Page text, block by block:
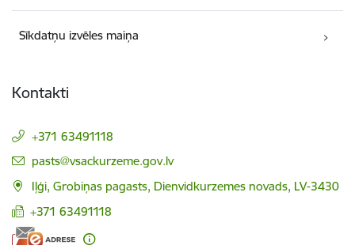
Sīkdatņu izvēles maiņa
Kontakti
+371 63491118
E-pasts:
pasts@vsackurzeme.gov.lv
Iļģi, Grobiņas pagasts, Dienvidkurzemes novads, LV-3430
+371 63491118